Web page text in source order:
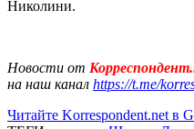
Николини.
Новости от
на наш канал https://t.me/
Читайте Korrespondent.net в